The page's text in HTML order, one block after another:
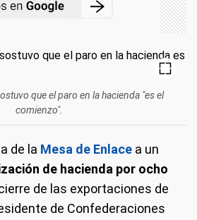
que el paro en la hacienda "es el
comienzo".
de la Mesa de Enlace a un
de hacienda por ocho
de las exportaciones de
de Confederaciones